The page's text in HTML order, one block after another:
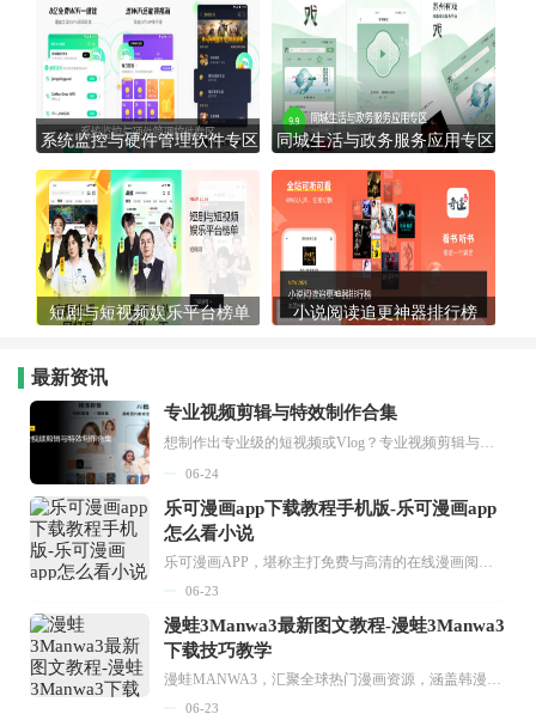
系统监控与硬件管理软件专区 同城生活与政务服务应用专区
短剧与短视频娱乐平台榜单 小说阅读追更神器排行榜
最新资讯
专业视频剪辑与特效制作合集
想制作出专业级的短视频或Vlog？专业视频剪辑与特效制作大全专题为你提供了从剪辑、抠像到特效包装的全套解决方案。无论是添加炫酷的片头、进行精准的视频抠图，还是制...
06-24
乐可漫画app下载教程手机版-乐可漫画app
怎么看小说
乐可漫画APP，堪称主打免费与高清的在线漫画阅读神器。其官方版提供海量完整版漫画资源，无论是国内漫画，还是日漫、韩漫、台漫、美漫等国外漫画，应有尽有，随时供你阅读。只需轻点一下，便能直接进入阅读界面。不仅如此，乐可漫画最新版本更新速度极快，在这里，你总能抢先看到全网一手漫画章节内容！...
06-23
漫蛙3Manwa3最新图文教程-漫蛙3Manwa3
下载技巧教学
漫蛙MANWA3，汇聚全球热门漫画资源，涵盖韩漫、欧美漫画、国漫等多种类型，题材丰富多样，全方位满足用户阅读喜好。它不仅是阅读平台，更是创作平台，为广大用户打造零门槛创作环境。...
06-23